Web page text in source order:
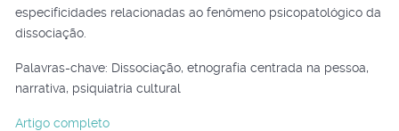
especificidades relacionadas ao fenômeno psicopatológico da
dissociação.
Palavras-chave: Dissociação, etnografia centrada na pessoa,
narrativa, psiquiatria cultural
Artigo completo